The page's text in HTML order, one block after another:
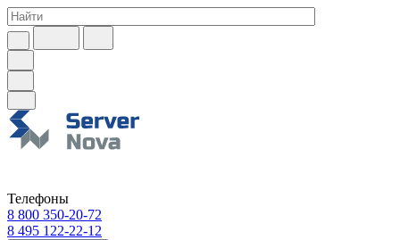
Телефоны
8 800 350-20-72
8 495 122-22-12